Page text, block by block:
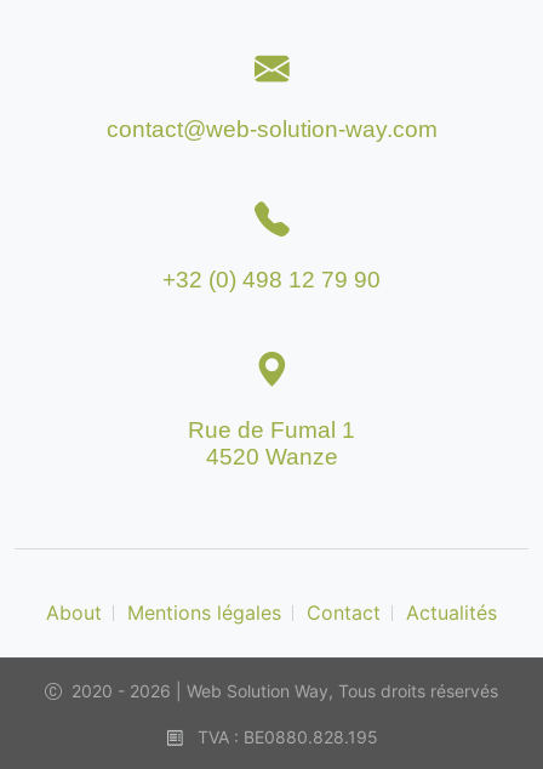
contact@web-solution-way.com
+32 (0) 498 12 79 90
Rue de Fumal 1
4520 Wanze
About Mentions légales Contact Actualités
2020 - 2026 | Web Solution Way, Tous droits réservés
TVA : BE0880.828.195